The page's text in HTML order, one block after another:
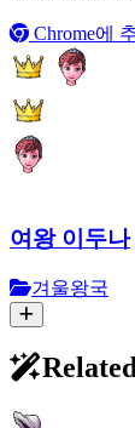
Chrome에
여왕 이두나
겨울왕국